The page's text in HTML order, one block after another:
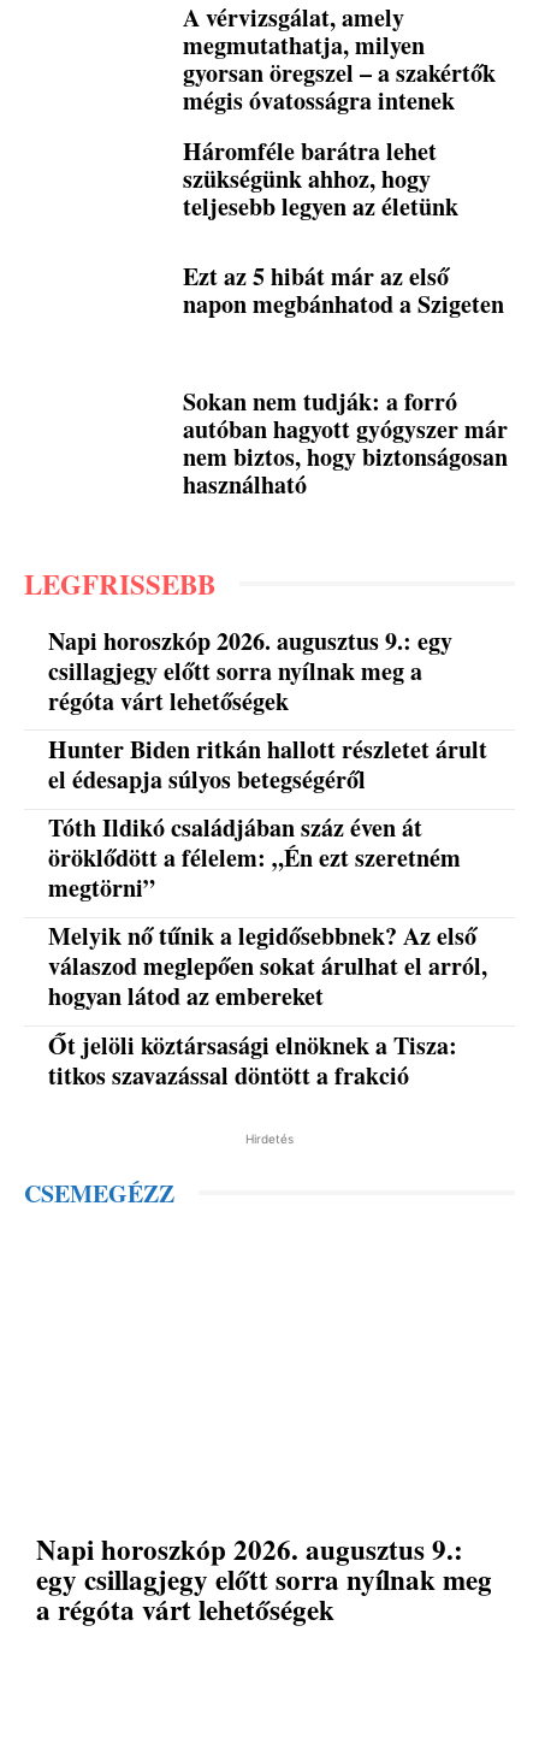
A vérvizsgálat, amely
megmutathatja, milyen
gyorsan öregszel – a szakértők
mégis óvatosságra intenek
Háromféle barátra lehet
szükségünk ahhoz, hogy
teljesebb legyen az életünk
Ezt az 5 hibát már az első
napon megbánhatod a Szigeten
Sokan nem tudják: a forró
autóban hagyott gyógyszer már
nem biztos, hogy biztonságosan
használható
LEGFRISSEBB
Napi horoszkóp 2026. augusztus 9.: egy
csillagjegy előtt sorra nyílnak meg a
régóta várt lehetőségek
Hunter Biden ritkán hallott részletet árult
el édesapja súlyos betegségéről
Tóth Ildikó családjában száz éven át
öröklődött a félelem: „Én ezt szeretném
megtörni”
Melyik nő tűnik a legidősebbnek? Az első
válaszod meglepően sokat árulhat el arról,
hogyan látod az embereket
Őt jelöli köztársasági elnöknek a Tisza:
titkos szavazással döntött a frakció
Hirdetés
CSEMEGÉZZ
Napi horoszkóp 2026. augusztus 9.:
egy csillagjegy előtt sorra nyílnak meg
a régóta várt lehetőségek